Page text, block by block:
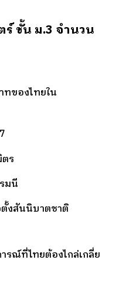
ชั้น ม.3 จำนวน
ทของไทยใน
ร
มนี
งสันนิบาตชาติ
ณ์ที่ไทยต้องไกล่เกลี่ย